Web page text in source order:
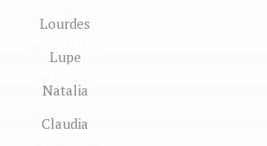
Lourdes
Lupe
Natalia
Claudia